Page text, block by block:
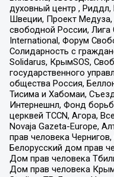
духовный центр , Риддл,
Швеции, Проект
свободной России,
International, Форум
Солидарность с
Solidarus, КрымSOS,
государственного
общества Россия,
Тисима и Хабомаи,
Интернешнл, Фонд
церквей TCCN, Агора,
Novaja Gazeta-Europe,
прав человека
Белорусский дом прав
Дом прав человека
Дом прав человека